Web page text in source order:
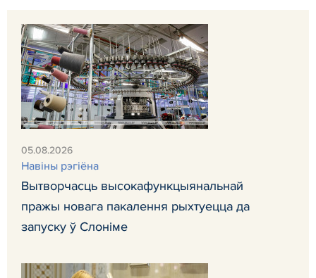
05.08.2026
Навiны рэгiёна
Вытворчасць высокафункцыянальнай
пражы новага пакалення рыхтуецца да
запуску ў Слоніме